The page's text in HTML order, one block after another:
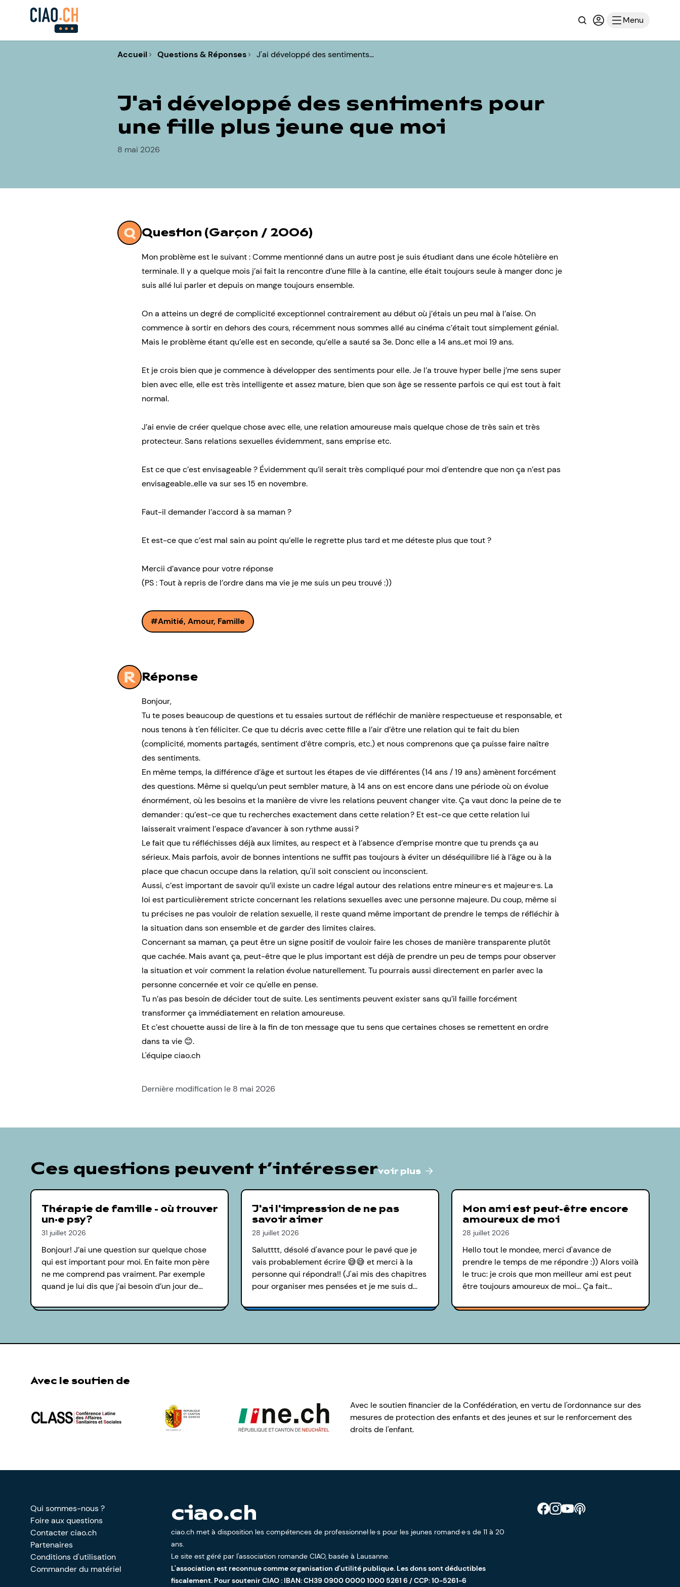
RechercheConnexion ou
Menu
Accueil Questions & Réponses J'ai développé des sentiments…
J'ai développé des sentiments pour
une fille plus jeune que moi
8 mai 2026
Question (Garçon / 2006)
Mon problème est le suivant : Comme mentionné dans un autre post je suis étudiant dans une école hôtelière en
terminale. Il y a quelque mois j’ai fait la rencontre d’une fille à la cantine, elle était toujours seule à manger donc je
suis allé lui parler et depuis on mange toujours ensemble.
On a atteins un degré de complicité exceptionnel contrairement au début où j’étais un peu mal à l’aise. On
commence à sortir en dehors des cours, récemment nous sommes allé au cinéma c’était tout simplement génial.
Mais le problème étant qu’elle est en seconde, qu’elle a sauté sa 3e. Donc elle a 14 ans..et moi 19 ans.
Et je crois bien que je commence à développer des sentiments pour elle. Je l’a trouve hyper belle j’me sens super
bien avec elle, elle est très intelligente et assez mature, bien que son âge se ressente parfois ce qui est tout à fait
normal.
J’ai envie de créer quelque chose avec elle, une relation amoureuse mais quelque chose de très sain et très
protecteur. Sans relations sexuelles évidemment, sans emprise etc.
Est ce que c’est envisageable ? Évidemment qu’il serait très compliqué pour moi d’entendre que non ça n’est pas
envisageable..elle va sur ses 15 en novembre.
Faut-il demander l’accord à sa maman ?
Et est-ce que c’est mal sain au point qu’elle le regrette plus tard et me déteste plus que tout ?
Mercii d’avance pour votre réponse
(PS : Tout à repris de l’ordre dans ma vie je me suis un peu trouvé :))
Amitié, Amour, Famille
Réponse
Bonjour,
Tu te poses beaucoup de questions et tu essaies surtout de réfléchir de manière respectueuse et responsable, et
nous tenons à t'en féliciter. Ce que tu décris avec cette fille a l’air d’être une relation qui te fait du bien
(complicité, moments partagés, sentiment d’être compris, etc.) et nous comprenons que ça puisse faire naître
des sentiments.
En même temps, la différence d’âge et surtout les étapes de vie différentes (14 ans / 19 ans) amènent forcément
des questions. Même si quelqu’un peut sembler mature, à 14 ans on est encore dans une période où on évolue
énormément, où les besoins et la manière de vivre les relations peuvent changer vite. Ça vaut donc la peine de te
demander : qu’est-ce que tu recherches exactement dans cette relation ? Et est-ce que cette relation lui
laisserait vraiment l’espace d’avancer à son rythme aussi ?
Le fait que tu réfléchisses déjà aux limites, au respect et à l’absence d’emprise montre que tu prends ça au
sérieux. Mais parfois, avoir de bonnes intentions ne suffit pas toujours à éviter un déséquilibre lié à l’âge ou à la
place que chacun occupe dans la relation, qu'il soit conscient ou inconscient.
Aussi, c’est important de savoir qu’il existe un cadre légal autour des relations entre mineur·e·s et majeur·e·s. La
loi est particulièrement stricte concernant les relations sexuelles avec une personne majeure. Du coup, même si
tu précises ne pas vouloir de relation sexuelle, il reste quand même important de prendre le temps de réfléchir à
la situation dans son ensemble et de garder des limites claires.
Concernant sa maman, ça peut être un signe positif de vouloir faire les choses de manière transparente plutôt
que cachée. Mais avant ça, peut-être que le plus important est déjà de prendre un peu de temps pour observer
la situation et voir comment la relation évolue naturellement. Tu pourrais aussi directement en parler avec la
personne concernée et voir ce qu'elle en pense.
Tu n’as pas besoin de décider tout de suite. Les sentiments peuvent exister sans qu’il faille forcément
transformer ça immédiatement en relation amoureuse.
Et c’est chouette aussi de lire à la fin de ton message que tu sens que certaines choses se remettent en ordre
dans ta vie 😊.
L'équipe ciao.ch
Dernière modification le 8 mai 2026
Ces questions peuvent t’intéresservoir plus
Thérapie de famille - où trouver
un·e psy?
31 juillet 2026
Bonjour! J’ai une question sur quelque chose
qui est important pour moi. En faite mon père
ne me comprend pas vraiment. Par exemple
quand je lui dis que j’ai besoin d’un jour de…
J'ai l'impression de ne pas
savoir aimer
28 juillet 2026
Salutttt, désolé d'avance pour le pavé que je
vais probablement écrire 😅😅 et merci à la
personne qui répondra!! (J'ai mis des chapitres
pour organiser mes pensées et je me suis d…
Mon ami est peut-être encore
amoureux de moi
28 juillet 2026
Hello tout le mondee, merci d'avance de
prendre le temps de me répondre :)) Alors voilà
le truc: je crois que mon meilleur ami est peut
être toujours amoureux de moi... Ça fait…
Avec le soutien de
Avec le soutien financier de la Confédération, en vertu de l'ordonnance sur des
mesures de protection des enfants et des jeunes et sur le renforcement des
droits de l'enfant.
Retrouve CIAO sur Facebook
Retrouve CIAO sur Instagram
Retrouve CIAO sur YouTube
Découvre notre podcast
Qui sommes-nous ?
Foire aux questions
Contacter ciao.ch
Partenaires
Conditions d'utilisation
Commander du matériel
ciao.ch
ciao.ch met à disposition les compétences de professionnel·le·s pour les jeunes romand·e·s de 11 à 20
ans.
Le site est géré par l'association romande CIAO, basée à Lausanne.
L'association est reconnue comme organisation d'utilité publique. Les dons sont déductibles
fiscalement. Pour soutenir CIAO : IBAN: CH39 0900 0000 1000 5261 6 / CCP: 10-5261-6